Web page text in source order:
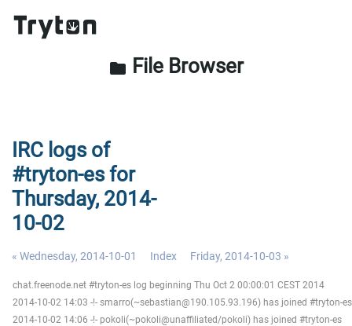
folder File Browser
IRC logs of
#tryton-es for
Thursday, 2014-
10-02
« Wednesday, 2014-10-01 Index Friday, 2014-10-03 »
chat.freenode.net #tryton-es log beginning Thu Oct 2 00:00:01 CEST 2014
2014-10-02 14:03 -!- smarro(~sebastian@190.105.93.196) has joined #tryton-es
2014-10-02 14:06 -!- pokoli(~pokoli@unaffiliated/pokoli) has joined #tryton-es